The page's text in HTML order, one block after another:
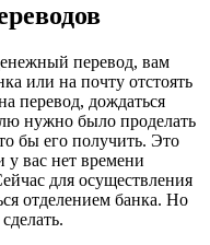
перевод, вам
или на почту отстоять
перевод, дождаться
нужно было проделать
бы его получить. Это
у вас нет времени
для осуществления
отделением банка. Но